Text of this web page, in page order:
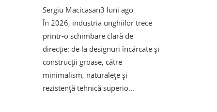
Sergiu Macicasan3 luni ago
În 2026, industria unghiilor trece
printr-o schimbare clară de
direcție: de la designuri încărcate și
construcții groase, către
minimalism, naturalețe și
rezistență tehnică superio...